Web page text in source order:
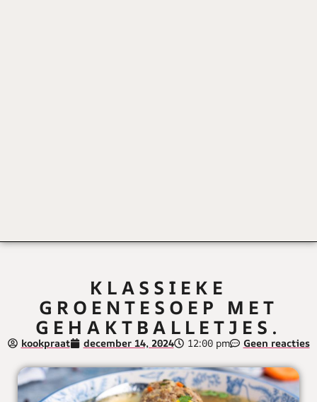
KLASSIEKE
GROENTESOEP MET
GEHAKTBALLETJES.
kookpraat december 14, 2024 12:00 pm Geen reacties